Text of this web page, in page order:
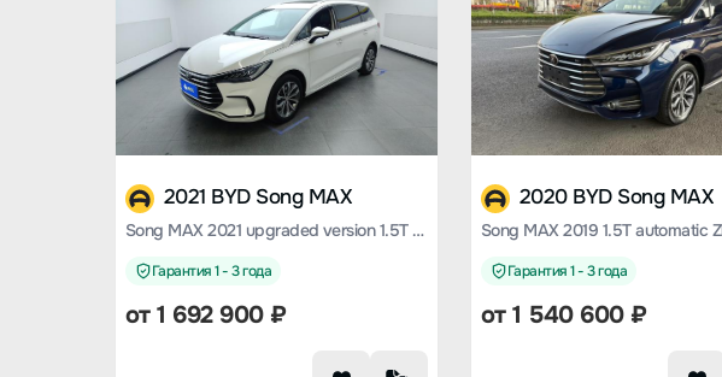
2021 BYD Song MAX
Song MAX 2021 upgraded version 1.5T automatic luxury 6-seater
Гарантия 1 - 3 года
от1 692 900₽
2020 BYD Song MAX
Гарантия 1 - 3 года
от1 540 600₽